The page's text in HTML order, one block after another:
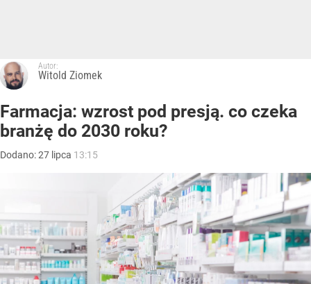
Autor:
Witold Ziomek
Farmacja: wzrost pod presją. co czeka
branżę do 2030 roku?
Dodano:27 lipca 13:15